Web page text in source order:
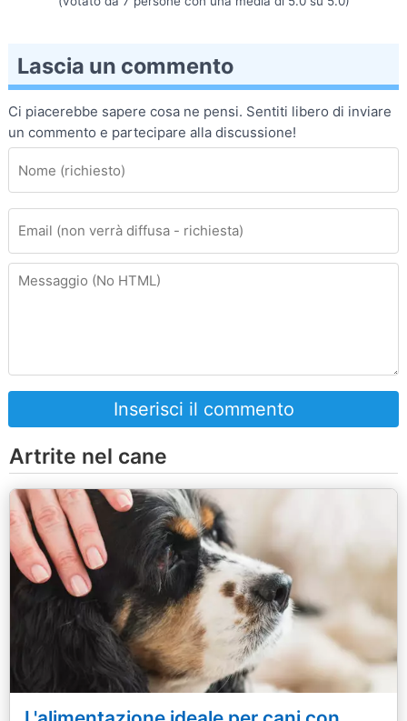
Lascia un commento
Ci piacerebbe sapere cosa ne pensi. Sentiti libero di inviare
un commento e partecipare alla discussione!
Inserisci il commento
Artrite nel cane